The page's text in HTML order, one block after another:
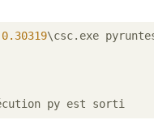
0.30319